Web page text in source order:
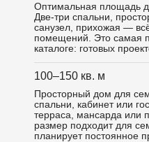
Оптимальная площадь
Две-три спальни,
санузел, прихожая —
помещений. Это самая
каталоге: готовых
100–150 кв. м
Просторный дом для
спальни, кабинет или
терраса, мансарда или
размер подходит для
планирует постоянное